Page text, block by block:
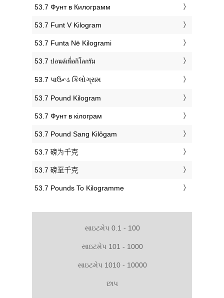
‎53.7 Фунт в Килограмм
‎53.7 Funt V Kilogram
‎53.7 Funta Në Kilogrami
‎53.7 ปอนด์เพื่อกิโลกรัม
‎53.7 પાઉન્ડ કિલોગ્રામ
‎53.7 Pound Kilogram
‎53.7 Фунт в кілограм
‎53.7 Pound Sang Kilôgam
‎53.7 磅为千克
‎53.7 磅至千克
‎53.7 Pounds To Kilogramme
સાઇટમેપ 0.1 - 100
સાઇટમેપ 101 - 1000
સાઇટમેપ 1010 - 10000
છાપ